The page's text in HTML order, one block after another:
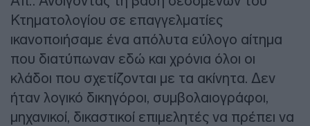
Κτηματολογίου σε επαγγελματίες
ικανοποιήσαμε ένα απόλυτα εύλογο αίτημα
που διατύπωναν εδώ και χρόνια όλοι οι
κλάδοι που σχετίζονται με τα ακίνητα. Δεν
ήταν λογικό δικηγόροι, συμβολαιογράφοι,
μηχανικοί, δικαστικοί επιμελητές να πρέπει να